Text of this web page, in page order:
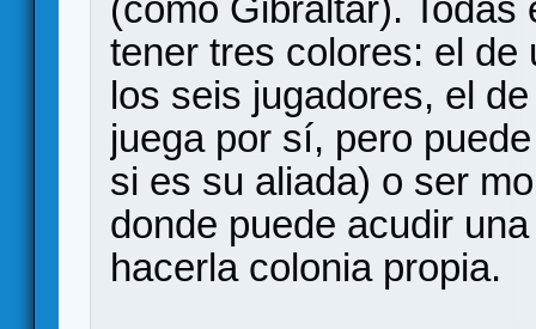
tener tres colores: el de
los seis jugadores, el
juega por sí, pero
si es su aliada) o ser
donde puede acudir
hacerla colonia propia.